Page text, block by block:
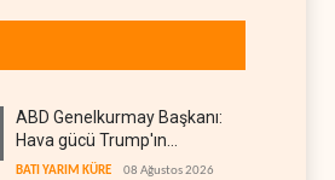
ABD Genelkurmay Başkanı:
Hava gücü Trump'ın
hedeflerine yetmez
BATI YARIM KÜRE 08 Ağustos 2026